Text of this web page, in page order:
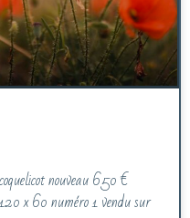
nouveau 650 €
x 60 numéro 1 vendu sur